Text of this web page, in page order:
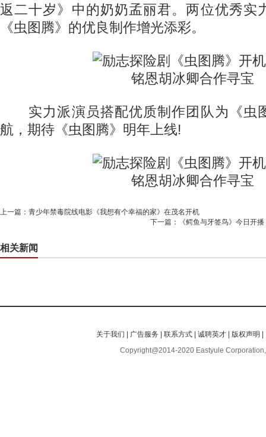
返二十岁》中的奶奶孟丽君。两位优秀实
《虫图腾》的优良制作增光添彩。
实力派演员搭配优质制作团队为《虫
航，期待《虫图腾》明年上线!
上一篇： 青少年禁毒院线电影《我想有个幸福的家》在茂名开机
下一篇：
《鳄鱼与牙签鸟》今日开
相关新闻
关于我们 广告服务 |联系方式 |诚聘英才 版权声明
Copyright@2014-2020 Eastyule